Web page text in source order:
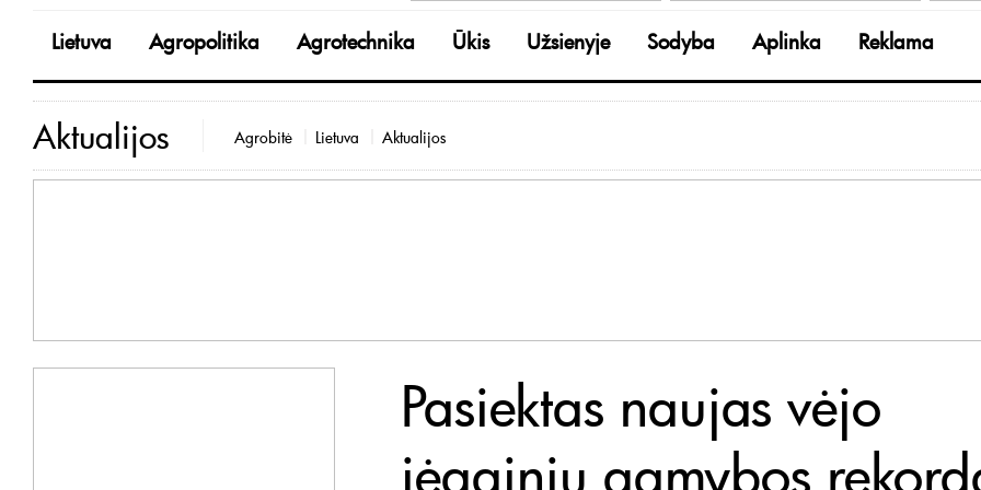
Lietuva Agropolitika Agrotechnika Ūkis Užsienyje Sodyba Aplinka Reklama
Aktualijos Agrobitė Lietuva Aktualijos
Pasiektas naujas vėjo
jėgainių gamybos